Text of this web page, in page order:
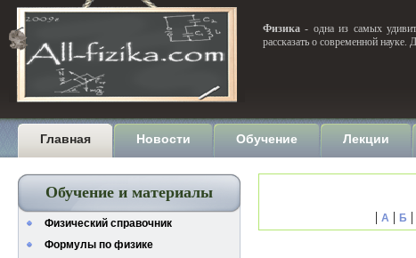
Физика - одна из самых
рассказать о современной
Главная Новости Обучение Лекции
Обучение и материалы
Физический справочник
Формулы по физике
| А | Б |